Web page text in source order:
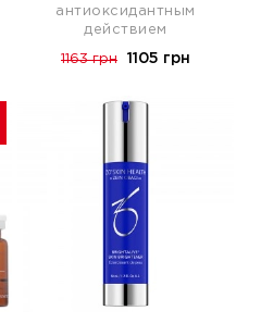
антиоксидантным
действием
1163 грн 1105 грн